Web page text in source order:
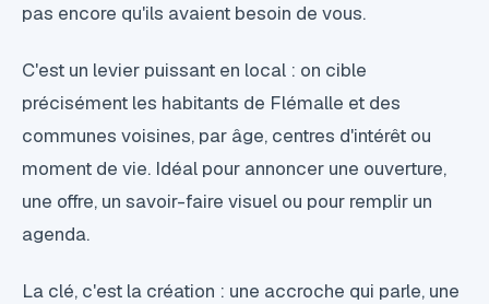
pas encore qu'ils avaient besoin de vous.
C'est un levier puissant en local : on cible
précisément les habitants de Flémalle et des
communes voisines, par âge, centres d'intérêt ou
moment de vie. Idéal pour annoncer une ouverture,
une offre, un savoir-faire visuel ou pour remplir un
agenda.
La clé, c'est la création : une accroche qui parle, une